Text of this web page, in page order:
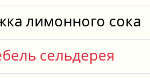
лимонного сока
сельдерея